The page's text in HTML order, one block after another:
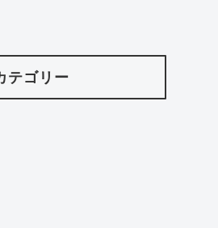
テゴリー